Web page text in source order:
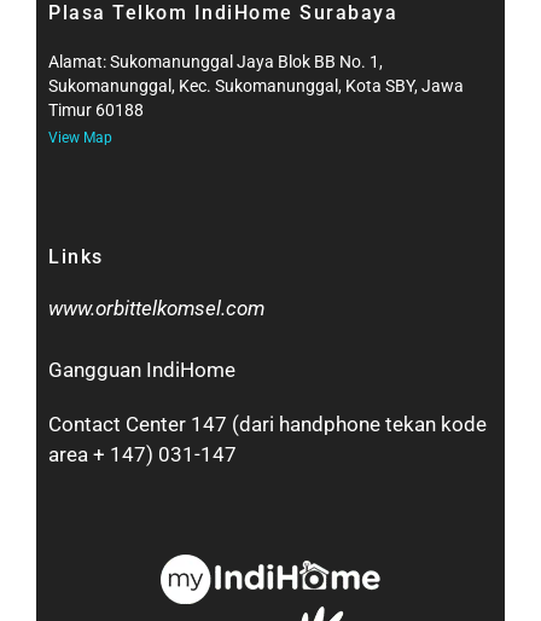
Plasa Telkom IndiHome Surabaya
Alamat: Sukomanunggal Jaya Blok BB No. 1,
Sukomanunggal, Kec. Sukomanunggal, Kota SBY, Jawa
Timur 60188
View Map
Links
www.orbittelkomsel.com
Gangguan IndiHome
Contact Center 147 (dari handphone tekan kode
area + 147) 031-147